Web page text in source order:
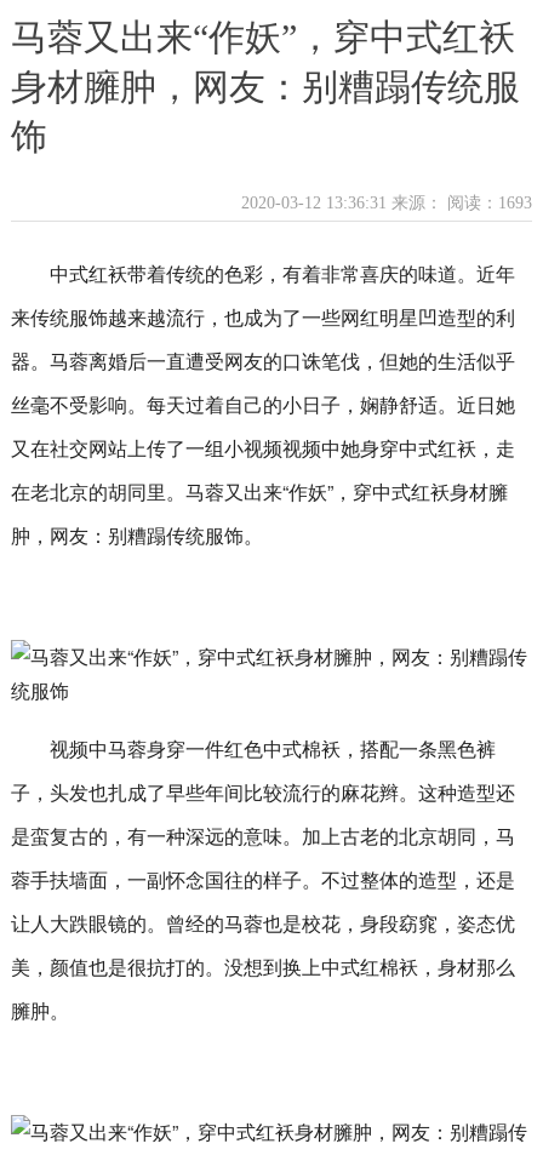
马蓉又出来“作妖”，穿中式红袄
身材臃肿，网友：别糟蹋传统服
饰
2020-03-12 13:36:31 来源： 阅读：1693
中式红袄带着传统的色彩，有着非常喜庆的味道。近年
来传统服饰越来越流行，也成为了一些网红明星凹造型的利
器。马蓉离婚后一直遭受网友的口诛笔伐，但她的生活似乎
丝毫不受影响。每天过着自己的小日子，娴静舒适。近日她
又在社交网站上传了一组小视频视频中她身穿中式红袄，走
在老北京的胡同里。马蓉又出来“作妖”，穿中式红袄身材臃
肿，网友：别糟蹋传统服饰。
视频中马蓉身穿一件红色中式棉袄，搭配一条黑色裤
子，头发也扎成了早些年间比较流行的麻花辫。这种造型还
是蛮复古的，有一种深远的意味。加上古老的北京胡同，马
蓉手扶墙面，一副怀念国往的样子。不过整体的造型，还是
让人大跌眼镜的。曾经的马蓉也是校花，身段窈窕，姿态优
美，颜值也是很抗打的。没想到换上中式红棉袄，身材那么
臃肿。